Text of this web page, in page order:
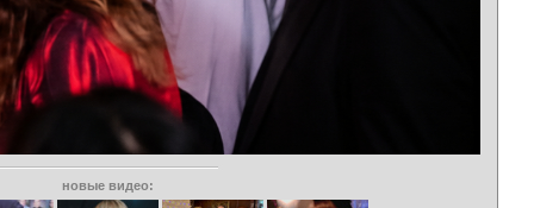
новые видео: